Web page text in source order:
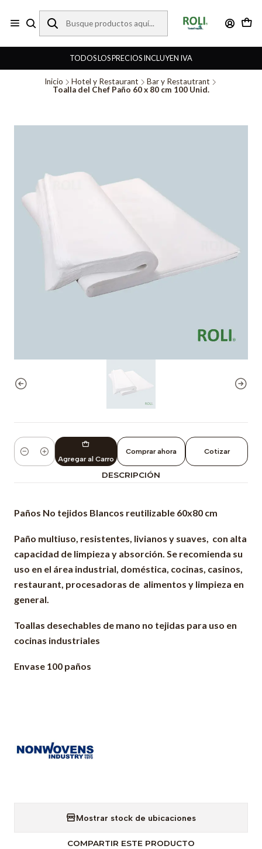
TODOS LOS PRECIOS INCLUYEN IVA
Inicio Hotel y Restaurant
Bar y Restautrant
Toalla del Chef Paño 60 x 80 cm 100 Unid.
Cantidad Agregar al Carro
Comprar ahora Cotizar
DESCRIPCIÓN
Paños No tejidos Blancos reutilizable 60x80 cm
Paño multiuso, resistentes, livianos y suaves, con alta
capacidad de limpieza y absorción. Se recomienda su
uso en el área industrial, doméstica, cocinas, casinos,
restaurant, procesadoras de alimentos y limpieza en
general.
Toallas desechables de mano no tejidas para uso en
cocinas industriales
Envase 100 paños
Mostrar stock de ubicaciones
COMPARTIR ESTE PRODUCTO